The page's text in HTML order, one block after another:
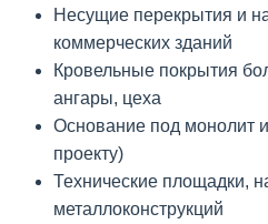
Несущие перекрытия и
коммерческих зданий
Кровельные покрытия
ангары, цеха
Основание под монолит
проекту)
Технические площадки,
металлоконструкций